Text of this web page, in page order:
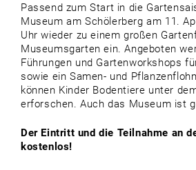
Passend zum Start in die
Museum am Schölerberg am 11.
Uhr wieder zu einem großen
Museumsgarten ein. Angeboten
Führungen und Gartenworkshops
sowie ein Samen- und
können Kinder Bodentiere unter
erforschen. Auch das Museum ist
Der Eintritt und die Teilnahme an
kostenlos!